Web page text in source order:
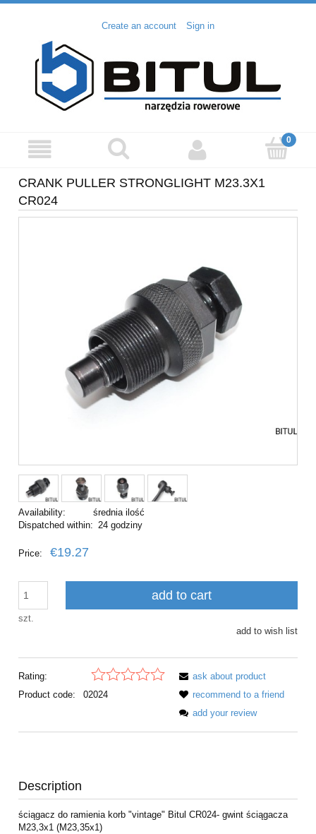
Create an account Sign in
CRANK PULLER STRONGLIGHT M23.3X1
CR024
Availability:
średnia ilość
Dispatched within: 24 godziny
Price: €19.27
szt.
add to cart
add to wish list
Rating:
Product code:
02024
ask about product
recommend to a friend
add your review
Description
ściągacz do ramienia korb "vintage" Bitul CR024- gwint ściągacza
M23,3x1 (M23,35x1)